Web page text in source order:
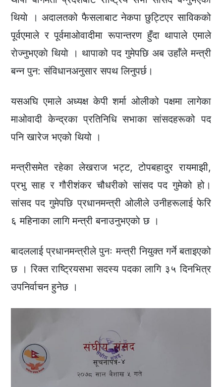
थियाे । अदालतको फैसलाबाट नेकपा छुट्टिएर साविकको
पूर्वएमाले र पूर्वमाओवादीमा रूपान्तरण हुँदा थापाले एमाले
राेज्नुभएकाे थियाे । थापाको पद गुमेपछि अब उहाँले मन्त्री
बन्न पुन: संविधानअनुसार सपथ लिनुपर्छ।
यसअघि एमाले अध्यक्ष केपी शर्मा ओलीको पक्षमा लागेका
माओवादी केन्द्रका प्रतिनिधि सभाका सांसदहरूको पद
पनि खारेज भएको थियो ।
मन्त्रीसमेत रहेका लेखराज भट्ट, टोपबहादुर रायमाझी,
प्रभु साह र गौरीशंकर चौधरीको सांसद पद गुमेको हो।
सांसद पद गुमेपछि प्रधानमन्त्री ओलीले उनीहरूलाई फेरि
६ महिनाका लागि मन्त्री बनाउनुभएकाे छ ।
बादललाई प्रधानमन्त्रीले पुनः मन्त्री नियुक्त गर्ने बताइएको
छ । रिक्त राष्ट्रियसभा सदस्य पदका लागि ३५ दिनभित्र
उपनिर्वाचन हुनेछ ।